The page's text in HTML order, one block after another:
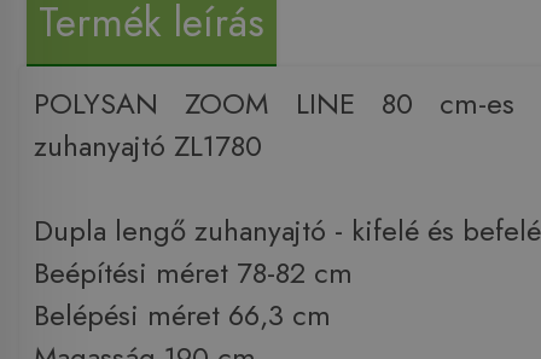
Termék leírás
POLYSAN ZOOM LINE 80 cm-es
zuhanyajtó ZL1780
Dupla lengő zuhanyajtó - kifelé és
Beépítési méret 78-82 cm
Belépési méret 66,3 cm